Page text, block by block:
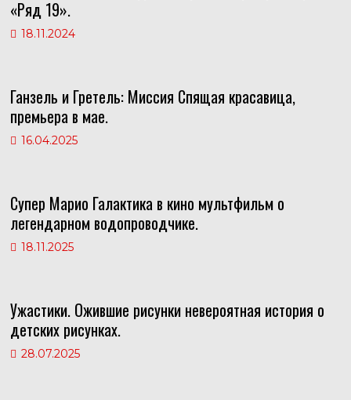
«Ряд 19».
18.11.2024
Ганзель и Гретель: Миссия Спящая красавица,
премьера в мае.
16.04.2025
Супер Марио Галактика в кино мультфильм о
легендарном водопроводчике.
18.11.2025
Ужастики. Ожившие рисунки невероятная история о
детских рисунках.
28.07.2025